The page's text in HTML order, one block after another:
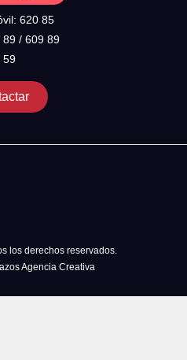
620 85
89 / 609 89
59
los derechos reservados.
Agencia Creativa